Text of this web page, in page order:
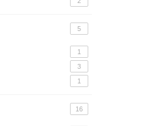
5
1
3
1
16